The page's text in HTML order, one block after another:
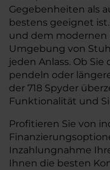
Gegebenheiten als
bestens geeignet
und dem modernen
Umgebung von
jeden Anlass. Ob
pendeln oder
der 718 Spyder
Funktionalität und
Profitieren Sie von
Inzahlungnahme
Ihnen die besten